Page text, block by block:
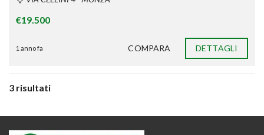
€19.500
1 anno fa COMPARA DETTAGLI
3 risultati